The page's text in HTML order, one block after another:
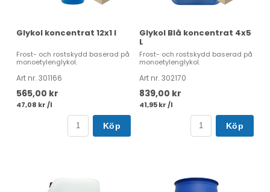
Glykol koncentrat 12x1 l
Frost- och rostskydd baserad på
monoetylenglykol.
Art nr. 301166
565,00 kr
47,08 kr /l
Köp
Glykol Blå koncentrat 4x5
L
Frost- och rostskydd baserad på
monoetylenglykol.
Art nr. 302170
839,00 kr
41,95 kr /l
Köp